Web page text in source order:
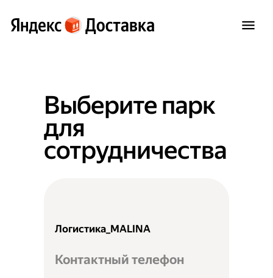
Выберите парк
для
сотрудничества
Логистика_MALINA
Контактный телефон